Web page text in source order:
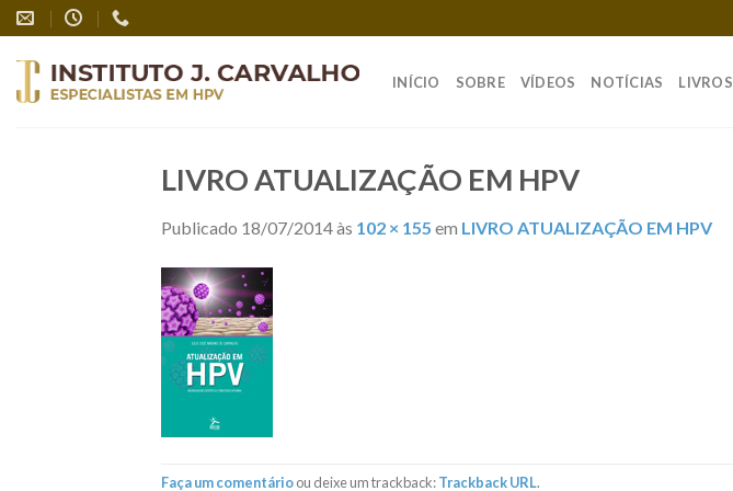
Skip
to
content
INÍCIO SOBRE VÍDEOS NOTÍCIAS LIVROS
LIVRO ATUALIZAÇÃO EM HPV
Publicado 18/07/2014às 102 × 155 em LIVRO ATUALIZAÇÃO EM HPV
Faça um comentárioou deixe um trackback:Trackback URL.